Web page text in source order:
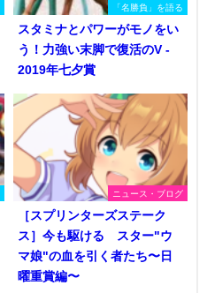
「名勝負」を語る
スタミナとパワーがモノをい
う！力強い末脚で復活のV -
2019年七夕賞
ニュース・ブログ
［スプリンターズステーク
ス］今も駆ける スター"ウ
マ娘"の血を引く者たち〜日
曜重賞編〜